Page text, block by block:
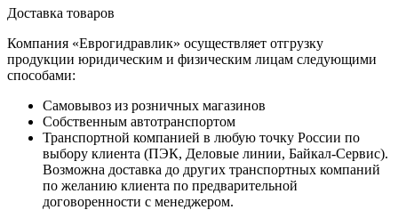
Доставка товаров
Компания «Еврогидравлик» осуществляет отгрузку
продукции юридическим и физическим лицам следующими
способами:
Самовывоз из розничных магазинов
Собственным автотранспортом
Транспортной компанией в любую точку России по
выбору клиента (ПЭК, Деловые линии, Байкал-Сервис).
Возможна доставка до других транспортных компаний
по желанию клиента по предварительной
договоренности с менеджером.